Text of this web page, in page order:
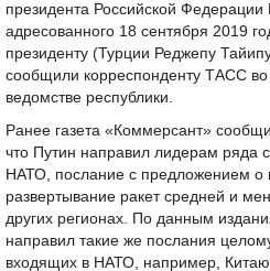
президента Российской
адресованного 18 сентября 2019
президенту (Турции Реджепу
сообщили корреспонденту ТАСС
ведомстве республики.
Ранее газета «Коммерсант»
что Путин направил лидерам ряда
НАТО, послание с предложением о
развертывание ракет средней и
других регионах. По данным
направил такие же послания
входящих в НАТО, например,